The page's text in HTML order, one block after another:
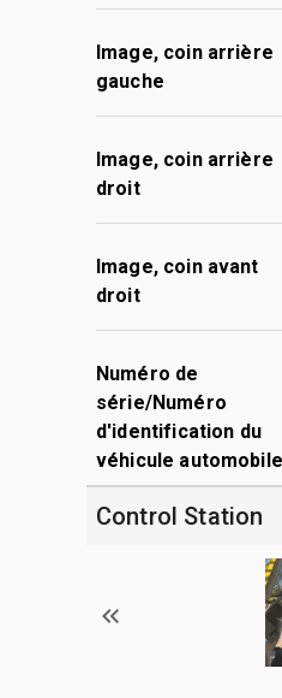
Image, coin arrière
gauche
Image, coin arrière
droit
Image, coin avant
droit
Numéro de
série/Numéro
d'identification du
véhicule automobile
Control Station